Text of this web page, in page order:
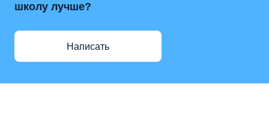
школу лучше?
Написать